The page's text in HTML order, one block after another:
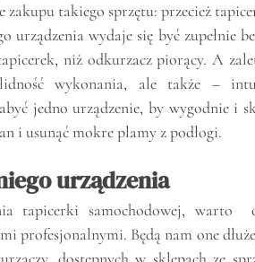
zakupu takiego sprzętu: przecież
urządzenia wydaje się być zupełnie
niż odkurzacz piorący. A
wykonania, ale także –
jedno urządzenie, by wygodnie i
i usunąć mokre plamy z podłogi.
urządzenia
tapicerki samochodowej, warto
profesjonalnymi. Będą nam one